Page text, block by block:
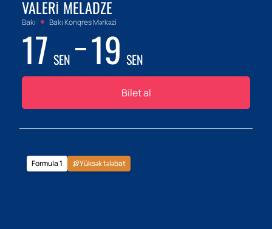
VALERI MELADZE
Bakı Bakı Konqres Mərkəzi
17 SEN 19 SEN
Bilet al
Formula 1 Yüksək tələbat